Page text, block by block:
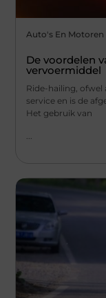
Auto's En Motoren
De voordelen
vervoermiddel
Ride-hailing, ofwel
service en is de
Het gebruik van